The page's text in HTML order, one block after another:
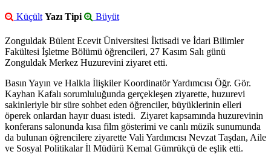
Küçült Yazı Tipi Büyüt
Zonguldak Bülent Ecevit Üniversitesi İktisadi ve İdari Bilimler
Fakültesi İşletme Bölümü öğrencileri, 27 Kasım Salı günü
Zonguldak Merkez Huzurevini ziyaret etti.
Basın Yayın ve Halkla İlişkiler Koordinatör Yardımcısı Öğr. Gör.
Kayhan Kafalı sorumluluğunda gerçekleşen ziyarette, huzurevi
sakinleriyle bir süre sohbet eden öğrenciler, büyüklerinin elleri
öperek onlardan hayır duası istedi. Ziyaret kapsamında huzurevinin
konferans salonunda kısa film gösterimi ve canlı müzik sunumunda
da bulunan öğrencilere ziyarette Vali Yardımcısı Nevzat Taşdan, Aile
ve Sosyal Politikalar İl Müdürü Kemal Gümrükçü de eşlik etti.